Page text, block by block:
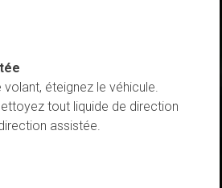
éteignez le véhicule.
tout liquide de direction
assistée.